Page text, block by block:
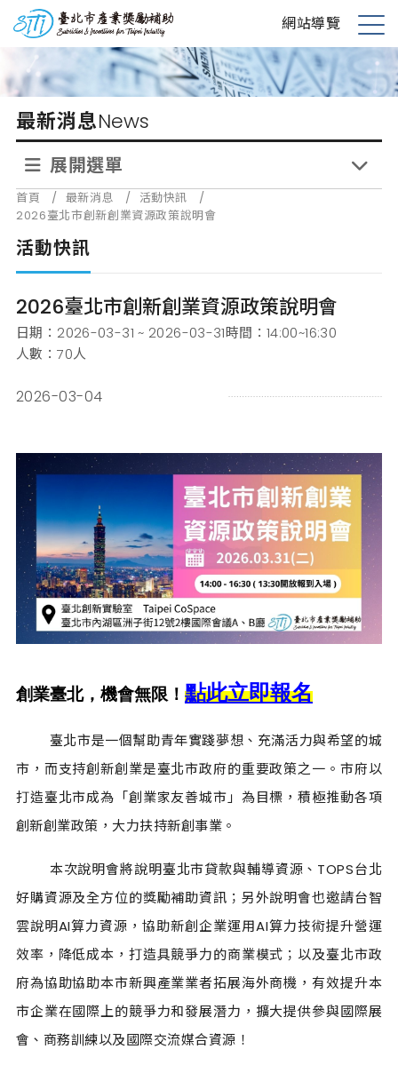
到
要
內
台北市產業獎勵補助 網站導覽
展
開
選
單
最新消息News
展開選單
首頁 / 最新消息 / 活動快訊
/
2026臺北市創新創業資源政策說明會
活動快訊
2026臺北市創新創業資源政策說明會
日期： 2026-03-31 ~ 2026-03-31時間： 14:00~16:30
人數：70人
2026-03-04
創業臺北，機會無限！ 點此立即報名
臺北市是一個幫助青年實踐夢想、充滿活力與希望的城
市，而支持創新創業是臺北市政府的重要政策之一。市府以
打造臺北市成為「創業家友善城市」為目標，積極推動各項
創新創業政策，大力扶持新創事業。
本次說明會將說明臺北市貸款與輔導資源、 TOPS台北
好購資源及全方位的獎勵補助資訊；另外說明會也邀請台智
雲說明AI算力資源，協助新創企業運用AI算力技術提升營運
效率，降低成本，打造具競爭力的商業模式；以及臺北市政
府為協助協助本市新興產業業者拓展海外商機，有效提升本
市企業在國際上的競爭力和發展潛力，擴大提供參與國際展
會、商務訓練以及國際交流媒合資源！